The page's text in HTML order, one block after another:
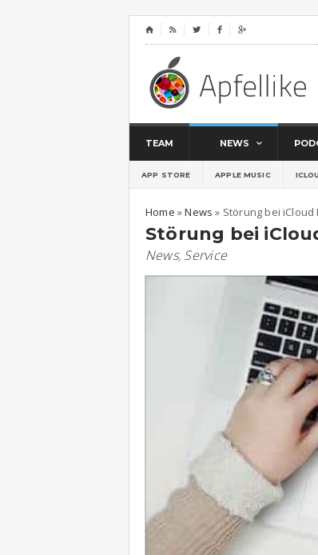
⌂    
TEAM NEWS
APP STORE APPLE MUSIC
Home »News » Störung bei
Störung bei
News, Service